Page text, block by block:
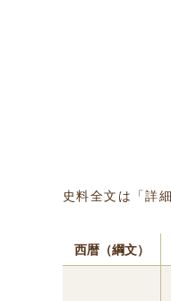
史料全文は「詳
西暦（綱文）